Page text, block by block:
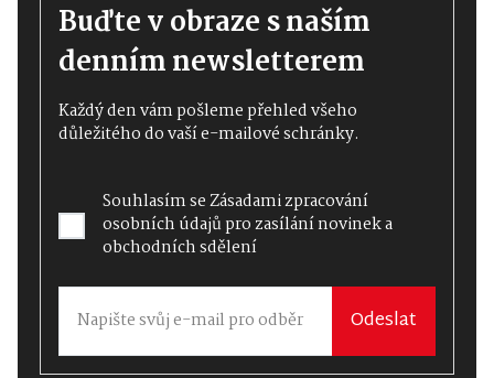
Buďte v obraze s naším
denním newsletterem
Každý den vám pošleme přehled všeho
důležitého do vaší e-mailové schránky.
Souhlasím seZásadami zpracování
osobních údajůpro zasílání novinek a
obchodních sdělení
Odeslat